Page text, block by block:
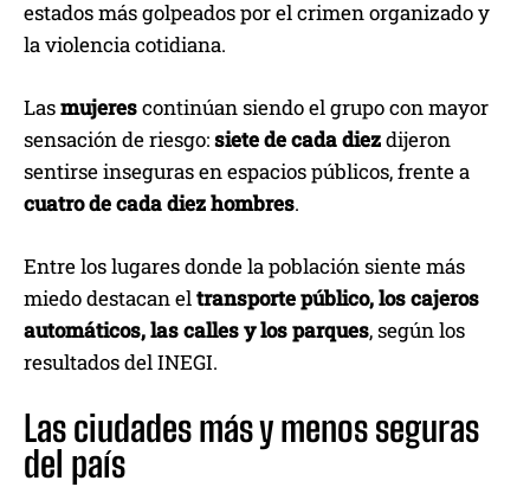
estados más golpeados por el crimen organizado y
la violencia cotidiana.
Lasmujerescontinúan siendo el grupo con mayor
sensación de riesgo:siete de cada diezdijeron
sentirse inseguras en espacios públicos, frente a
cuatro de cada diez hombres.
Entre los lugares donde la población siente más
miedo destacan eltransporte público, los cajeros
automáticos, las calles y los parques, según los
resultados del INEGI.
Las ciudades más y menos seguras
del país